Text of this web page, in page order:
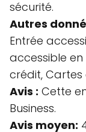
sécurité.
Autres
Entrée
accessible
crédit,
Avis : Cette
Business.
Avis moyen: